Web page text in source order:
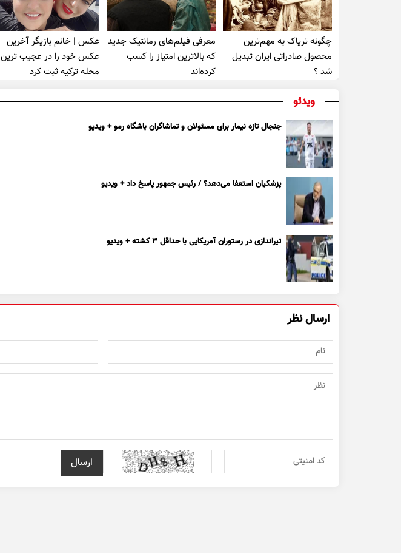
چگونه تریاک به مهم‌ترین
محصول صادراتی ایران تبدیل
شد ؟
معرفی فیلم‌های رمانتیک جدید
که بالاترین امتیاز را کسب
کرده‌اند
عکس | خانم بازیگر آخرین
عکس خود را در عجیب ترین
محله ترکیه ثبت کرد
ویدئو
جنجال تازه نیمار برای مسئولان و تماشاگران باشگاه رمو + ویدیو
پزشکیان استعفا می‌دهد؟ / رئیس جمهور پاسخ داد + ویدیو
تیراندازی در رستوران آمریکایی با حداقل ۳ کشته + ویدیو
ارسال نظر